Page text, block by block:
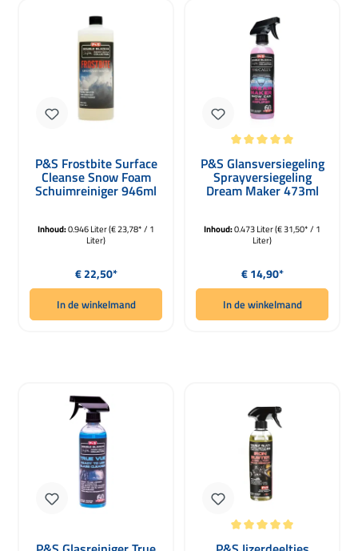
P&S Frostbite Surface
Cleanse Snow Foam
Schuimreiniger 946ml
Inhoud:0.946 Liter(€ 23,78* / 1
Liter)
Normale prijs:
€ 22,50*
In de winkelmand
Gemiddelde waardering van 5 van
P&S Glansversiegeling
Sprayversiegeling
Dream Maker 473ml
Inhoud:0.473 Liter(€ 31,50* / 1
Liter)
Normale prijs:
€ 14,90*
In de winkelmand
Gemiddelde waardering van 5 van